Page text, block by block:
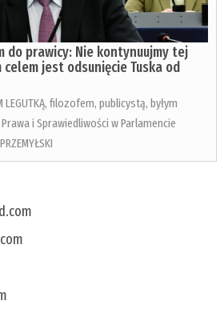
do prawicy: Nie kontynuujmy tej
jest odsunięcie Tuska od
LEGUTKĄ, filozofem, publicystą, byłym
i Sprawiedliwości w Parlamencie